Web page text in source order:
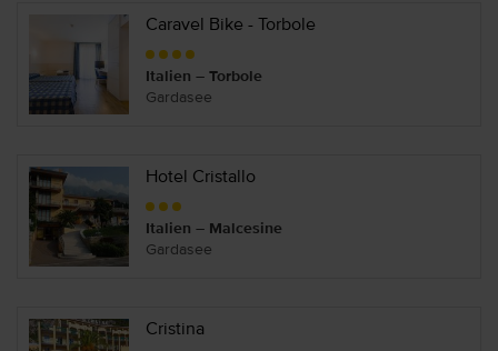
Caravel Bike - Torbole
Italien – Torbole
Gardasee
Hotel Cristallo
Italien – Malcesine
Gardasee
Cristina